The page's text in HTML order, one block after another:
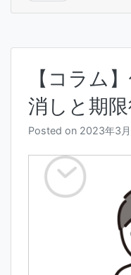
【コラム
消しと期
Posted on 2023年3